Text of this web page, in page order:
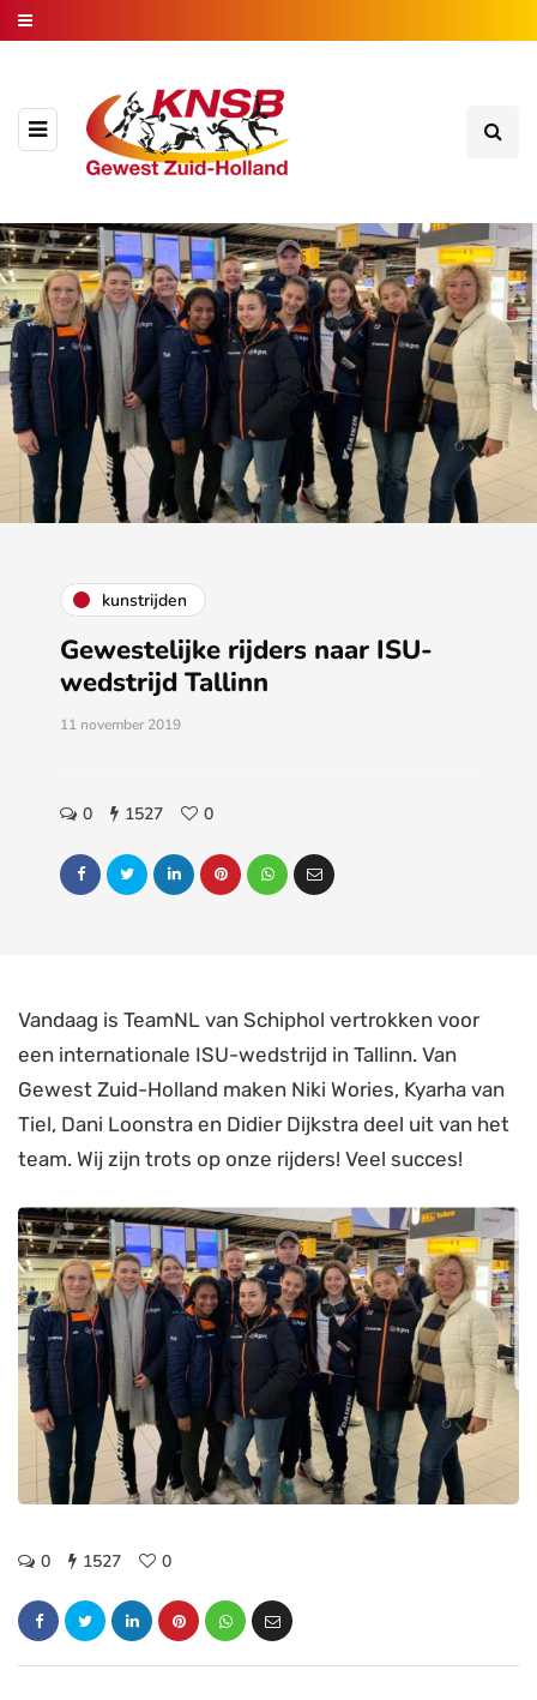
kunstrijden
Gewestelijke rijders naar ISU-
wedstrijd Tallinn
11 november 2019
0 1527 0
Vandaag is TeamNL van Schiphol vertrokken voor
een internationale ISU-wedstrijd in Tallinn. Van
Gewest Zuid-Holland maken Niki Wories, Kyarha van
Tiel, Dani Loonstra en Didier Dijkstra deel uit van het
team. Wij zijn trots op onze rijders! Veel succes!
0 1527 0